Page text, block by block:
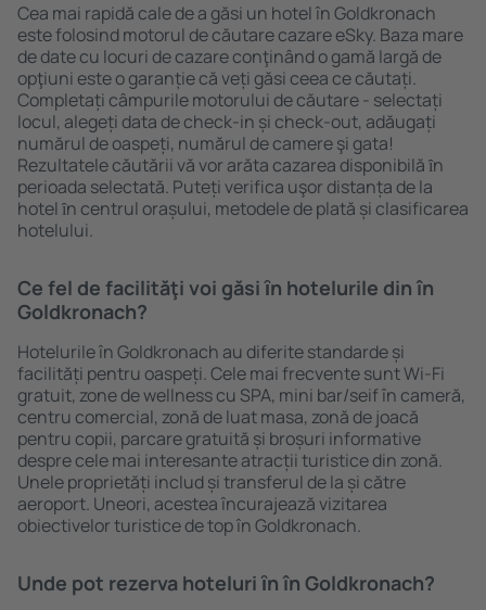
Cea mai rapidă cale de a găsi un hotel în Goldkronach
este folosind motorul de căutare cazare eSky. Baza mare
de date cu locuri de cazare conţinând o gamă largă de
opţiuni este o garanție că veți găsi ceea ce căutați.
Completați câmpurile motorului de căutare - selectați
locul, alegeți data de check-in și check-out, adăugați
numărul de oaspeți, numărul de camere şi gata!
Rezultatele căutării vă vor arăta cazarea disponibilă ȋn
perioada selectată. Puteți verifica uşor distanța de la
hotel ȋn centrul orașului, metodele de plată și clasificarea
hotelului.
Ce fel de facilităţi voi găsi ȋn hotelurile din în
Goldkronach?
Hotelurile în Goldkronach au diferite standarde și
facilități pentru oaspeți. Cele mai frecvente sunt Wi-Fi
gratuit, zone de wellness cu SPA, mini bar/seif în cameră,
centru comercial, zonă de luat masa, zonă de joacă
pentru copii, parcare gratuită și broșuri informative
despre cele mai interesante atracții turistice din zonă.
Unele proprietăți includ și transferul de la și către
aeroport. Uneori, acestea încurajează vizitarea
obiectivelor turistice de top în Goldkronach.
Unde pot rezerva hoteluri ȋn în Goldkronach?